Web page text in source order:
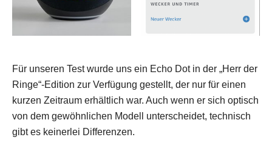
Für unseren Test wurde uns ein Echo Dot in der „Herr der
Ringe“-Edition zur Verfügung gestellt, der nur für einen
kurzen Zeitraum erhältlich war. Auch wenn er sich optisch
von dem gewöhnlichen Modell unterscheidet, technisch
gibt es keinerlei Differenzen.